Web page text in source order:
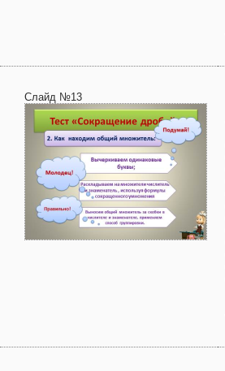
Слайд №13